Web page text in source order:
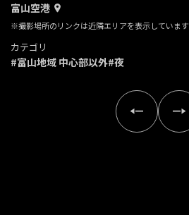
富山空港
※撮影場所のリンクは近隣エリアを表示しています
カテゴリ
#富山地域 中心部以外#夜